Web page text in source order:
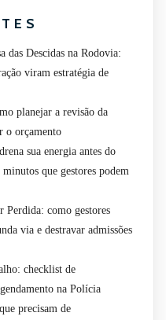
das Descidas na Rodovia:
viram estratégia de
planejar a revisão da
o orçamento
sua energia antes do
que gestores podem
Perdida: como gestores
via e destravar admissões
checklist de
na Polícia
precisam de